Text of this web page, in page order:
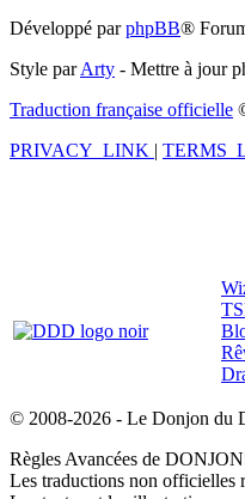
Développé parphpBB®
Style parArty - Mettre à jour
Traduction française officielle
PRIVACY_LINK |
© 2008-2026 - Le Donjon du
Règles Avancées de
Les traductions non officielles